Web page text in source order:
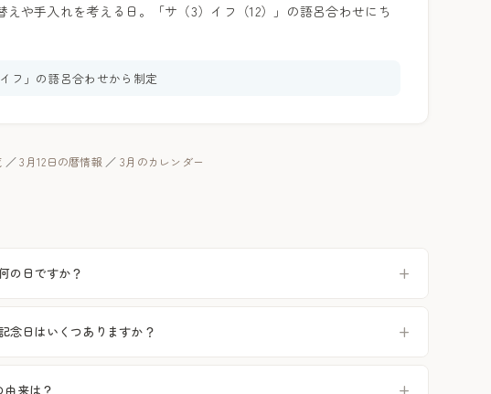
えや手入れを考える日。「サ（3）イフ（12）」の語呂合わせにち
フ」の語呂合わせから制定
／3月12日の暦情報 ／ 3月のカレンダー
の日ですか？
念日はいくつありますか？
由来は？